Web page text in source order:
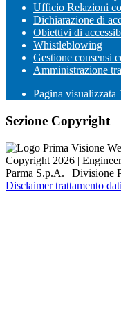
Ufficio Relazioni
Dichiarazione di
Obiettivi di
Whistleblowing
Gestione consensi
Amministrazione
Pagina visualizzata
Sezione Copyright
Copyright 2026 |
Parma S.p.A. | Divisione
Disclaimer trattamento